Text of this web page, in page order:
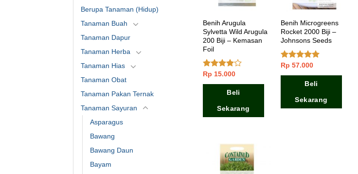
Berupa Tanaman (Hidup)
Tanaman Buah
Tanaman Dapur
Tanaman Herba
Tanaman Hias
Tanaman Obat
Tanaman Pakan Ternak
Tanaman Sayuran
Asparagus
Bawang
Bawang Daun
Bayam
Benih Arugula
Sylvetta Wild Arugula
200 Biji – Kemasan
Foil
Dinilai
3.67dari
Rp 15.000
Beli
Sekarang
Benih Microgreens
Rocket 2000 Biji –
Johnsons Seeds
Dinilai5.00
dari 5
Rp 57.000
Beli
Sekarang